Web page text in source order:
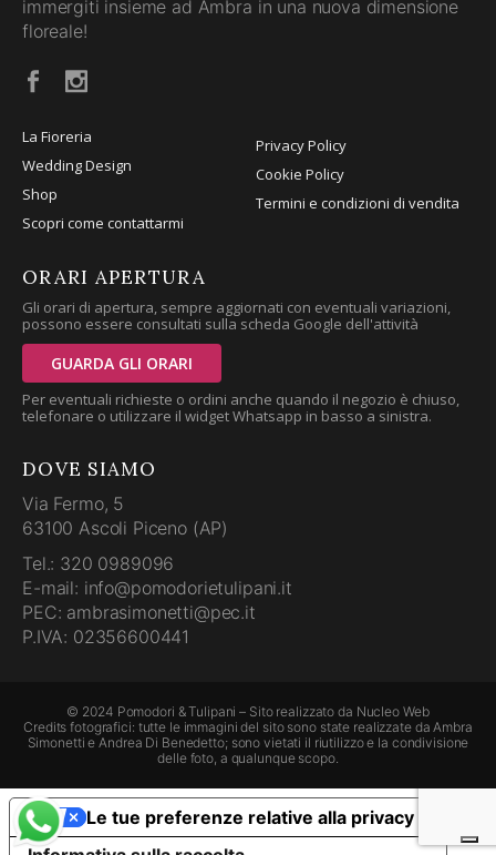
immergiti insieme ad Ambra in una nuova dimensione
floreale!
La Fioreria
Wedding Design
Shop
Scopri come contattarmi
Privacy Policy
Cookie Policy
Termini e condizioni di vendita
ORARI APERTURA
Gli orari di apertura, sempre aggiornati con eventuali variazioni,
possono essere consultati sulla scheda Google dell'attività
GUARDA GLI ORARI
Per eventuali richieste o ordini anche quando il negozio è chiuso,
telefonare o utilizzare il widget Whatsapp in basso a sinistra.
DOVE SIAMO
Via Fermo, 5
63100 Ascoli Piceno (AP)
Tel.: 320 0989096
E-mail: info@pomodorietulipani.it
PEC: ambrasimonetti@pec.it
P.IVA: 02356600441
© 2024 Pomodori & Tulipani – Sito realizzato da Nucleo Web
Credits fotografici: tutte le immagini del sito sono state realizzate da Ambra
Simonetti e Andrea Di Benedetto; sono vietati il riutilizzo e la condivisione
delle foto, a qualunque scopo.
Le tue preferenze relative alla privacy